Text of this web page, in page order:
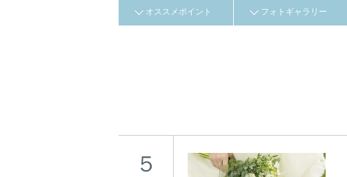
オススメポイント フォトギャラリー
５